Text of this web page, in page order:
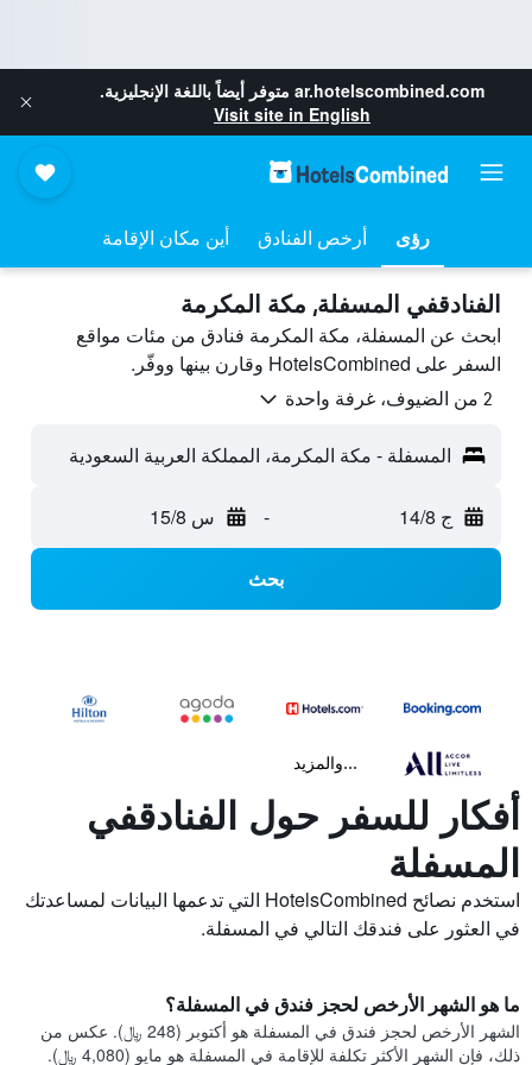
ar.hotelscombined.com متوفر أيضاً باللغة الإنجليزية.
Visit site in English
رؤى أرخص الفنادق أين مكان الإقامة
الفنادقفي المسفلة, مكة المكرمة
ابحث عن المسفلة، مكة المكرمة فنادق من مئات مواقع
السفر على HotelsCombined وقارن بينها ووفّر.
2 من الضيوف، غرفة واحدة
المسفلة - مكة المكرمة، المملكة العربية السعودية
ج 14/8 - س 15/8
بحث
...والمزيد
أفكار للسفر حول الفنادقفي
المسفلة
استخدم نصائح HotelsCombined التي تدعمها البيانات لمساعدتك
في العثور على فندقك التالي في المسفلة.
ما هو الشهر الأرخص لحجز فندق في المسفلة؟
الشهر الأرخص لحجز فندق في المسفلة هو أكتوبر (248 ﷼). عكس من
ذلك، فإن الشهر الأكثر تكلفة للإقامة في المسفلة هو مايو (4,080 ﷼).